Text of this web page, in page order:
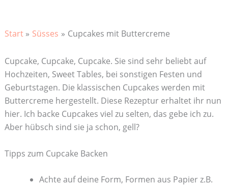
Start Süsses Cupcakes mit Buttercreme
Cupcake, Cupcake, Cupcake. Sie sind sehr beliebt auf
Hochzeiten, Sweet Tables, bei sonstigen Festen und
Geburtstagen. Die klassischen Cupcakes werden mit
Buttercreme hergestellt. Diese Rezeptur erhaltet ihr nun
hier. Ich backe Cupcakes viel zu selten, das gebe ich zu.
Aber hübsch sind sie ja schon, gell?
Tipps zum Cupcake Backen
Achte auf deine Form, Formen aus Papier z.B.